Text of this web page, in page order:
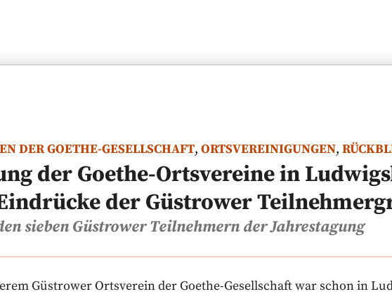
DER GOETHE-GESELLSCHAFT, ORTSVEREINIGUNGEN,
der Goethe-Ortsvereine in
der Güstrower
sieben Güstrower Teilnehmern der Jahrestagung
Güstrower Ortsverein der Goethe-Gesellschaft war schon in